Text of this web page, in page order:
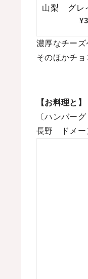
濃厚なチーズ
そのほかチョ
【お料理と】
〔ハンバー
長野 ドメー